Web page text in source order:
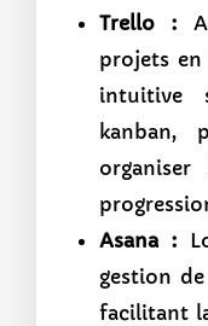
Trello :
projets
intuitive
kanban,
Asana :
gestion
facilitant